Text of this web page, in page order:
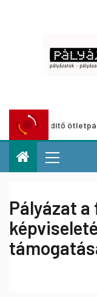
ötletpályázat
Pályázat